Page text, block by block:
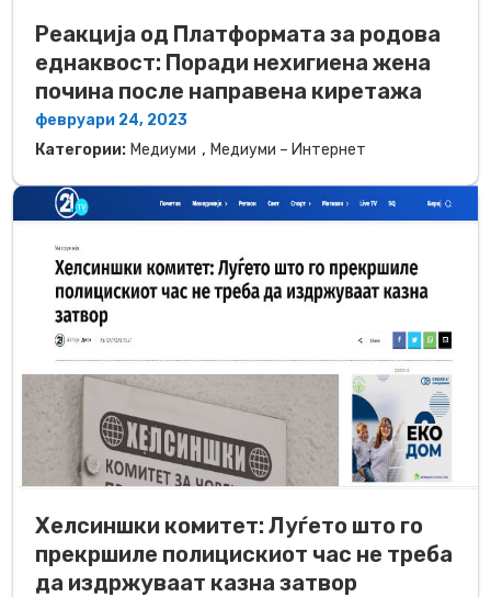
Реакција од Платформата за родова
еднаквост: Поради нехигиена жена
почина после направена киретажа
февруари 24, 2023
Категории: Медиуми , Медиуми – Интернет
Хелсиншки комитет: Луѓето што го
прекршиле полицискиот час не треба
да издржуваат казна затвор